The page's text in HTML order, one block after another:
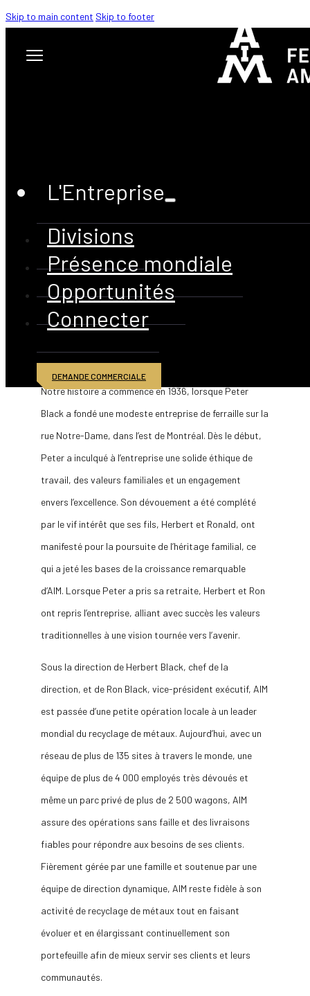
Skip to main content Skip to footer
L'Entreprise
Divisions
Présence mondiale
Opportunités
Connecter
DEMANDE COMMERCIALE
QUI SOMMES-NOUS?
Notre Histoire
UN HÉRITAGE
D’EXCELLENCE
Notre histoire a commencé en 1936, lorsque Peter
Black a fondé une modeste entreprise de ferraille sur la
rue Notre-Dame, dans l’est de Montréal. Dès le début,
Peter a inculqué à l’entreprise une solide éthique de
travail, des valeurs familiales et un engagement
envers l’excellence. Son dévouement a été complété
par le vif intérêt que ses fils, Herbert et Ronald, ont
manifesté pour la poursuite de l’héritage familial, ce
qui a jeté les bases de la croissance remarquable
d’AIM. Lorsque Peter a pris sa retraite, Herbert et Ron
ont repris l’entreprise, alliant avec succès les valeurs
traditionnelles à une vision tournée vers l’avenir.
Sous la direction de Herbert Black, chef de la
direction, et de Ron Black, vice-président exécutif, AIM
est passée d’une petite opération locale à un leader
mondial du recyclage de métaux. Aujourd’hui, avec un
réseau de plus de 135 sites à travers le monde, une
équipe de plus de 4 000 employés très dévoués et
même un parc privé de plus de 2 500 wagons, AIM
assure des opérations sans faille et des livraisons
fiables pour répondre aux besoins de ses clients.
Fièrement gérée par une famille et soutenue par une
équipe de direction dynamique, AIM reste fidèle à son
activité de recyclage de métaux tout en faisant
évoluer et en élargissant continuellement son
portefeuille afin de mieux servir ses clients et leurs
communautés.